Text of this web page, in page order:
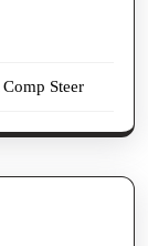
Steer